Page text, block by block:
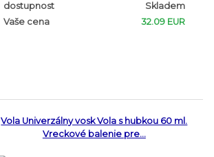
dostupnost
Skladem
Vaše cena
32.09 EUR
Vola Univerzálny vosk Vola s hubkou 60 ml.
Vreckové balenie pre…